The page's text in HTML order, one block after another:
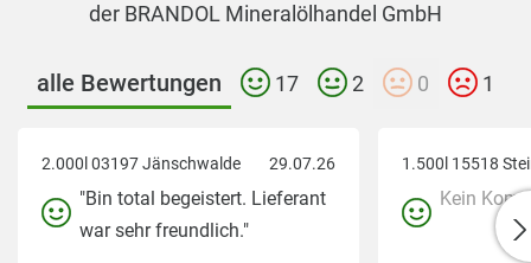
der BRANDOL Mineralölhandel GmbH
alle Bewertungen 17 2 0 1
2.000l 03197 Jänschwalde 29.07.26
"Bin total begeistert. Lieferant
war sehr freundlich."
Kein